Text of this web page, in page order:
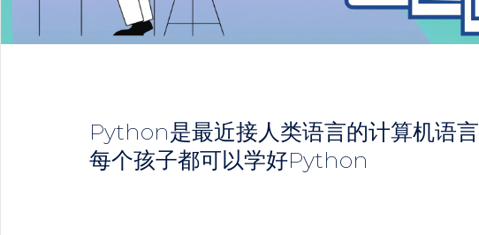
Python是最近接人类语言的计算机语言
每个孩子都可以学好Python